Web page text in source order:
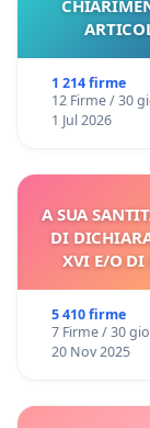
1 214 firme
12 Firme / 30
1 Jul 2026
A SUA
DI
XVI E/O DI
5 410 firme
7 Firme / 30
20 Nov 2025